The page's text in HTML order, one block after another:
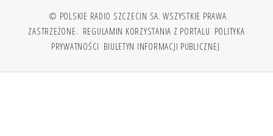
© POLSKIE RADIO SZCZECIN SA. WSZYSTKIE PRAWA
ZASTRZEŻONE. REGULAMIN KORZYSTANIA Z PORTALU POLITYKA
PRYWATNOŚCI BIULETYN INFORMACJI PUBLICZNEJ